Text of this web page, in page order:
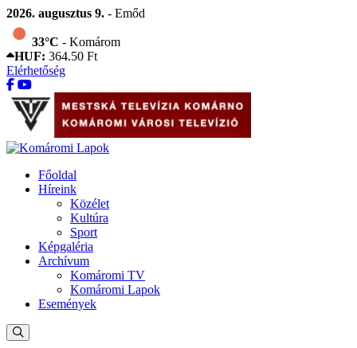
2026. augusztus 9. - Emőd
33°C - Komárom
HUF: 364.50 Ft
Elérhetőség
Főoldal
Híreink
Közélet
Kultúra
Sport
Képgaléria
Archívum
Komáromi TV
Komáromi Lapok
Események